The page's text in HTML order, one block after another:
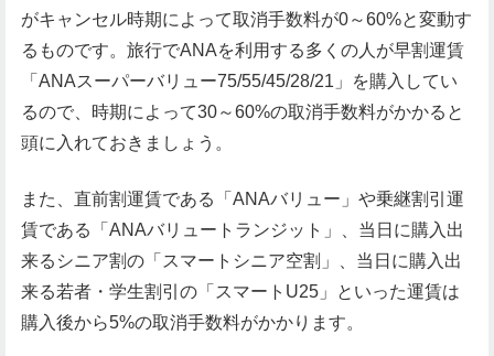
がキャンセル時期によって取消手数料が0～60%と変動す
るものです。旅行でANAを利用する多くの人が早割運賃
「ANAスーパーバリュー75/55/45/28/21」を購入してい
るので、時期によって30～60%の取消手数料がかかると
頭に入れておきましょう。
また、直前割運賃である「ANAバリュー」や乗継割引運
賃である「ANAバリュートランジット」、当日に購入出
来るシニア割の「スマートシニア空割」、当日に購入出
来る若者・学生割引の「スマートU25」といった運賃は
購入後から5%の取消手数料がかかります。